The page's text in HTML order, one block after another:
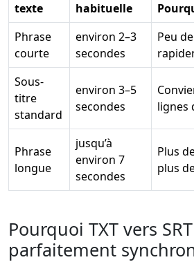
texte
habituelle
Phrase
courte
environ 2–3
secondes
Peu
Sous-
titre
standard
environ 3–5
secondes
lignes
Phrase
longue
jusqu’à
environ 7
secondes
Plus
plus
Pourquoi TXT vers
parfaitement